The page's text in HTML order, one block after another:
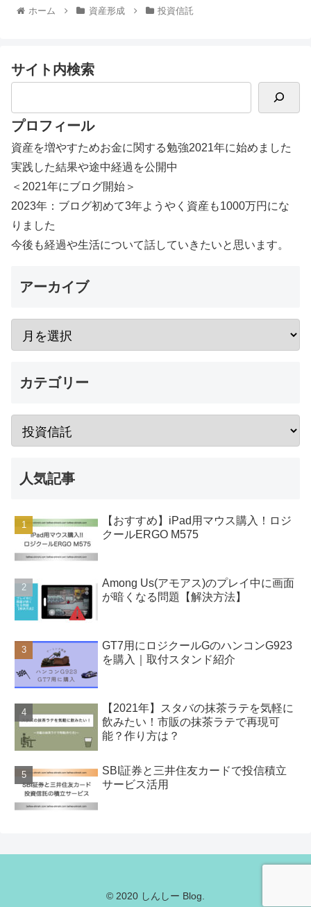
ホーム 資産形成 投資信託
サイト内検索
プロフィール
資産を増やすためお金に関する勉強2021年に始めました
実践した結果や途中経過を公開中
＜2021年にブログ開始＞
2023年：ブログ初めて3年ようやく資産も1000万円にな
りました
今後も経過や生活について話していきたいと思います。
アーカイブ
カテゴリー
人気記事
【おすすめ】iPad用マウス購入！ロジ
クールERGO M575
Among Us(アモアス)のプレイ中に画面
が暗くなる問題【解決方法】
GT7用にロジクールGのハンコンG923
を購入｜取付スタンド紹介
【2021年】スタバの抹茶ラテを気軽に
飲みたい！市販の抹茶ラテで再現可
能？作り方は？
SBI証券と三井住友カードで投信積立
サービス活用
© 2020 しんしー Blog.